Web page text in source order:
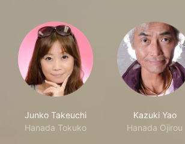
Junko Takeuchi
Hanada Tokuko
Kazuki Yao
Hanada Ojirou